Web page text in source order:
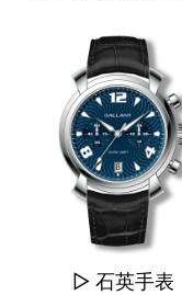
▷ 石英手表